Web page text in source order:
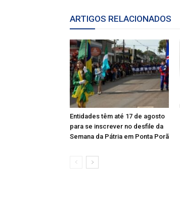
ARTIGOS RELACIONADOS
Entidades têm até 17 de agosto
para se inscrever no desfile da
Semana da Pátria em Ponta Porã